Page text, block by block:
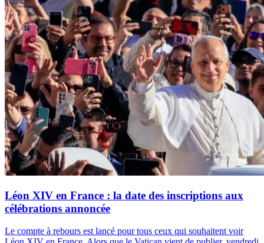
Léon XIV en France : la date des inscriptions aux
célébrations annoncée
Le compte à rebours est lancé pour tous ceux qui souhaitent voir